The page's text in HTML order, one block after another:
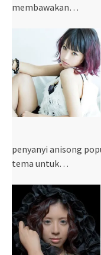
membawakan…
penyanyi anisong
tema untuk…